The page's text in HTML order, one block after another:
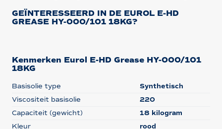
GEÏNTERESSEERD IN DE EUROL E-HD
GREASE HY-000/101 18KG?
Kenmerken Eurol E-HD Grease HY-000/101
18KG
Basisolie type
Synthetisch
Viscositeit basisolie
220
Capaciteit (gewicht)
18 kilogram
Kleur
rood